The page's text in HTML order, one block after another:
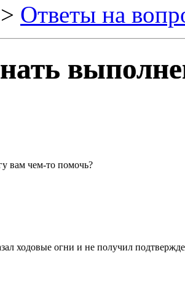
> Ответы на
вам чем-то помочь?
ходовые огни и не получил